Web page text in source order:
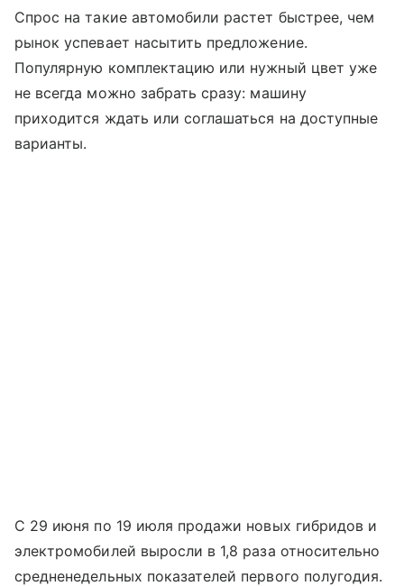
Спрос на такие автомобили растет быстрее, чем
рынок успевает насытить предложение.
Популярную комплектацию или нужный цвет уже
не всегда можно забрать сразу: машину
приходится ждать или соглашаться на доступные
варианты.
С 29 июня по 19 июля продажи новых гибридов и
электромобилей выросли в 1,8 раза относительно
средненедельных показателей первого полугодия.